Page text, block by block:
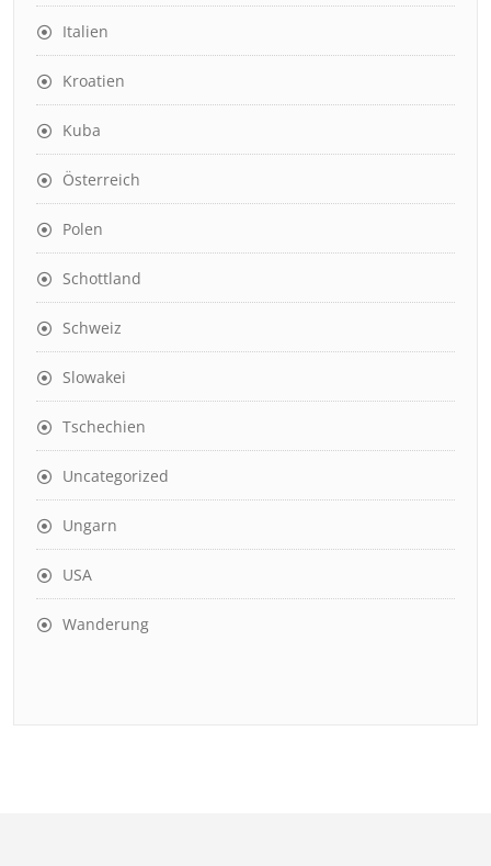
Italien
Kroatien
Kuba
Österreich
Polen
Schottland
Schweiz
Slowakei
Tschechien
Uncategorized
Ungarn
USA
Wanderung